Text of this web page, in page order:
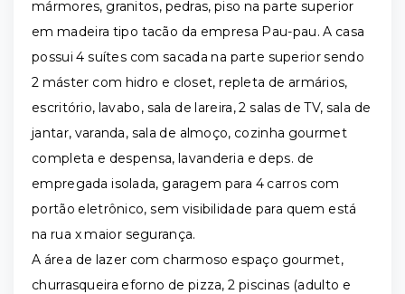
mármores, granitos, pedras, piso na parte superior
em madeira tipo tacão da empresa Pau-pau. A casa
possui 4 suítes com sacada na parte superior sendo
2 máster com hidro e closet, repleta de armários,
escritório, lavabo, sala de lareira, 2 salas de TV, sala de
jantar, varanda, sala de almoço, cozinha gourmet
completa e despensa, lavanderia e deps. de
empregada isolada, garagem para 4 carros com
portão eletrônico, sem visibilidade para quem está
na rua x maior segurança.
A área de lazer com charmoso espaço gourmet,
churrasqueira eforno de pizza, 2 piscinas (adulto e